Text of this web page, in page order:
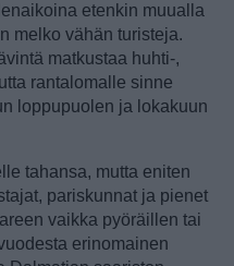
etenkin muualla
melko vähän turisteja.
matkustaa huhti-,
rantalomalle sinne
loppupuolen ja lokakuun
tahansa, mutta eniten
pariskunnat ja pienet
vaikka pyöräillen tai
erinomainen